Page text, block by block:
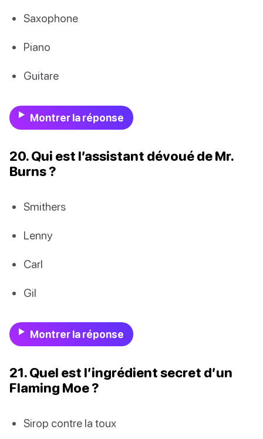
Saxophone
Piano
Guitare
Montrer la réponse
20. Qui est l’assistant dévoué de Mr.
Burns ?
Smithers
Lenny
Carl
Gil
Montrer la réponse
21. Quel est l’ingrédient secret d’un
Flaming Moe ?
Sirop contre la toux